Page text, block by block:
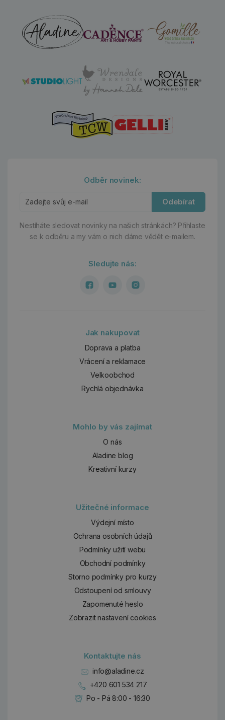
Odběr novinek:
Odebírat
Nestíháte sledovat novinky na našich stránkách? Přihlaste
se k odběru a my vám o nich dáme vědět e-mailem.
Sledujte nás:
Jak nakupovat
Doprava a platba
Vrácení a reklamace
Velkoobchod
Rychlá objednávka
Mohlo by vás zajímat
O nás
Aladine blog
Kreativní kurzy
Užitečné informace
Výdejní místo
Ochrana osobních údajů
Podmínky užití webu
Obchodní podmínky
Storno podmínky pro kurzy
Odstoupení od smlouvy
Zapomenuté heslo
Zobrazit nastavení cookies
Kontaktujte nás
info@aladine.cz
+420 601 534 217
Po - Pá 8:00 - 16:30